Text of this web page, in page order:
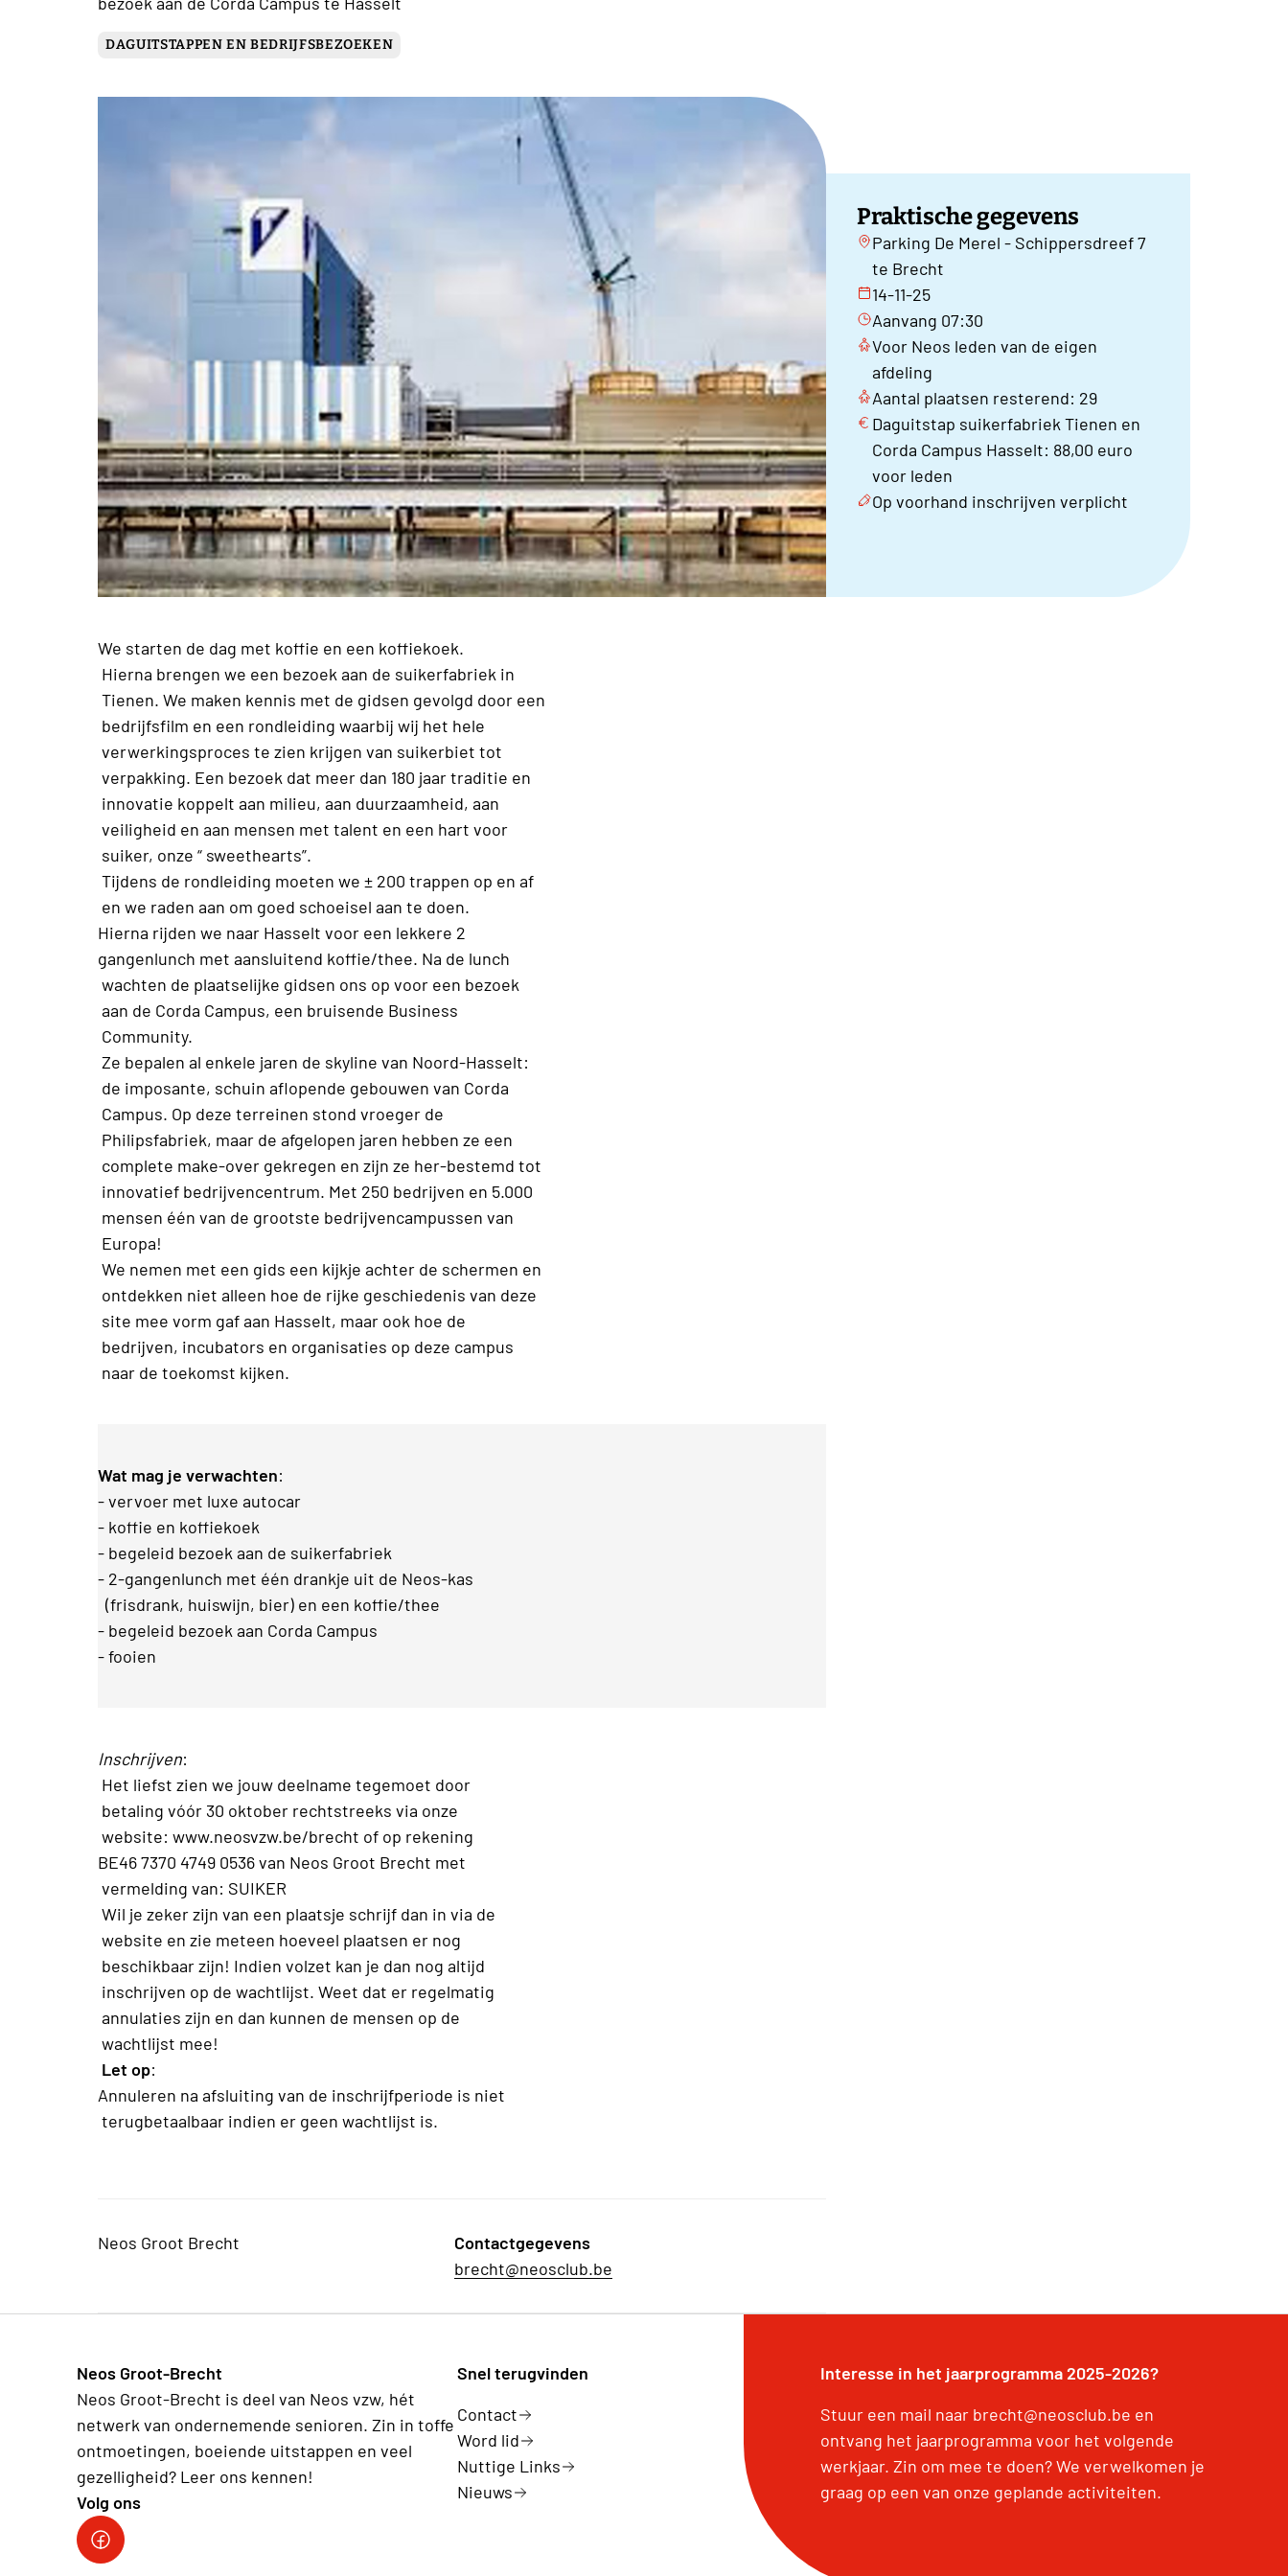
DAGUITSTAPPEN EN BEDRIJFSBEZOEKEN
Praktische gegevens
Parking De Merel - Schippersdreef 7
te Brecht
14-11-25
Aanvang 07:30
Voor Neos leden van de eigen
afdeling
Aantal plaatsen resterend: 29
Daguitstap suikerfabriek Tienen en
Corda Campus Hasselt: 88,00 euro
voor leden
Op voorhand inschrijven verplicht
We starten de dag met koffie en een koffiekoek.
Hierna brengen we een bezoek aan de suikerfabriek in
Tienen. We maken kennis met de gidsen gevolgd door een
bedrijfsfilm en een rondleiding waarbij wij het hele
verwerkingsproces te zien krijgen van suikerbiet tot
verpakking. Een bezoek dat meer dan 180 jaar traditie en
innovatie koppelt aan milieu, aan duurzaamheid, aan
veiligheid en aan mensen met talent en een hart voor
suiker, onze “ sweethearts”.
Tijdens de rondleiding moeten we ± 200 trappen op en af
en we raden aan om goed schoeisel aan te doen.
Hierna rijden we naar Hasselt voor een lekkere 2
gangenlunch met aansluitend koffie/thee. Na de lunch
wachten de plaatselijke gidsen ons op voor een bezoek
aan de Corda Campus, een bruisende Business
Community.
Ze bepalen al enkele jaren de skyline van Noord-Hasselt:
de imposante, schuin aflopende gebouwen van Corda
Campus. Op deze terreinen stond vroeger de
Philipsfabriek, maar de afgelopen jaren hebben ze een
complete make-over gekregen en zijn ze her-bestemd tot
innovatief bedrijvencentrum. Met 250 bedrijven en 5.000
mensen één van de grootste bedrijvencampussen van
Europa!
We nemen met een gids een kijkje achter de schermen en
ontdekken niet alleen hoe de rijke geschiedenis van deze
site mee vorm gaf aan Hasselt, maar ook hoe de
bedrijven, incubators en organisaties op deze campus
naar de toekomst kijken.
Wat mag je verwachten:
- vervoer met luxe autocar
- koffie en koffiekoek
- begeleid bezoek aan de suikerfabriek
- 2-gangenlunch met één drankje uit de Neos-kas
(frisdrank, huiswijn, bier) en een koffie/thee
- begeleid bezoek aan Corda Campus
- fooien
Inschrijven:
Het liefst zien we jouw deelname tegemoet door
betaling vóór 30 oktober rechtstreeks via onze
website: www.neosvzw.be/brecht of op rekening
BE46 7370 4749 0536 van Neos Groot Brecht met
vermelding van: SUIKER
Wil je zeker zijn van een plaatsje schrijf dan in via de
website en zie meteen hoeveel plaatsen er nog
beschikbaar zijn! Indien volzet kan je dan nog altijd
inschrijven op de wachtlijst. Weet dat er regelmatig
annulaties zijn en dan kunnen de mensen op de
wachtlijst mee!
Let op:
Annuleren na afsluiting van de inschrijfperiode is niet
terugbetaalbaar indien er geen wachtlijst is.
Neos Groot Brecht
Contactgegevens
brecht@neosclub.be
Neos Groot-Brecht
Neos Groot-Brecht is deel van Neos vzw, hét
netwerk van ondernemende senioren. Zin in toffe
ontmoetingen, boeiende uitstappen en veel
gezelligheid? Leer ons kennen!
Volg ons
Facebook Neos Groot Brecht
Snel terugvinden
Contact
Word lid
Nuttige Links
Nieuws
Interesse in het jaarprogramma 2025-2026?
Stuur een mail naar brecht@neosclub.be en
ontvang het jaarprogramma voor het volgende
werkjaar. Zin om mee te doen? We verwelkomen je
graag op een van onze geplande activiteiten.